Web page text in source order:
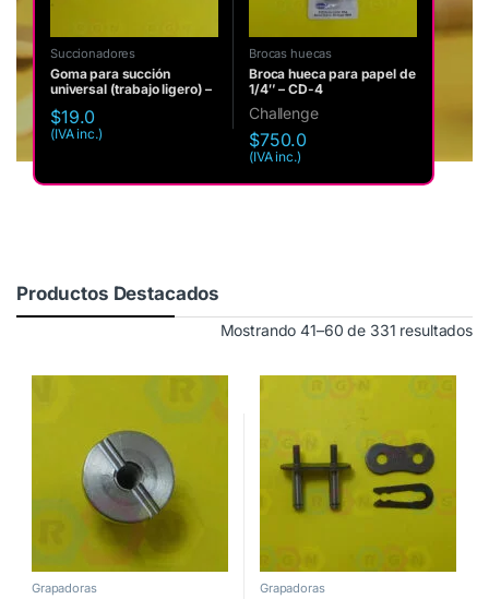
Succionadores
Goma para succión
universal (trabajo ligero) –
$19.0
(IVA inc.)
Brocas huecas
Broca hueca para papel de
1/4″ – CD-4
Challenge
$750.0
(IVA inc.)
Productos Destacados
Mostrando 41–60 de 331 resultados
Grapadoras Grapadoras